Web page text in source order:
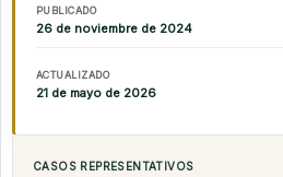
PUBLICADO
26 de noviembre de 2024
ACTUALIZADO
21 de mayo de 2026
CASOS REPRESENTATIVOS